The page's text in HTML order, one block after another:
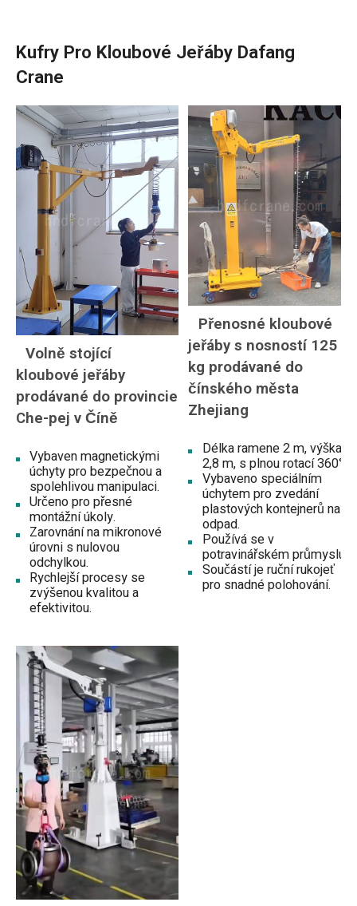
Kufry Pro Kloubové Jeřáby Dafang
Crane
Volně stojící
kloubové jeřáby
prodávané do provincie
Che-pej v Číně
Vybaven magnetickými
úchyty pro bezpečnou a
spolehlivou manipulaci.
Určeno pro přesné
montážní úkoly.
Zarovnání na mikronové
úrovni s nulovou
odchylkou.
Rychlejší procesy se
zvýšenou kvalitou a
efektivitou.
Přenosné kloubové
jeřáby s nosností 125
kg prodávané do
čínského města
Zhejiang
Délka ramene 2 m, výška
2,8 m, s plnou rotací 360°.
Vybaveno speciálním
úchytem pro zvedání
plastových kontejnerů na
odpad.
Používá se v
potravinářském průmyslu.
Součástí je ruční rukojeť
pro snadné polohování.